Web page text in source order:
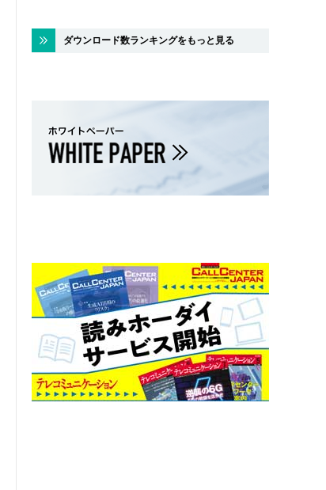
ダウンロード数ランキングをもっと見る